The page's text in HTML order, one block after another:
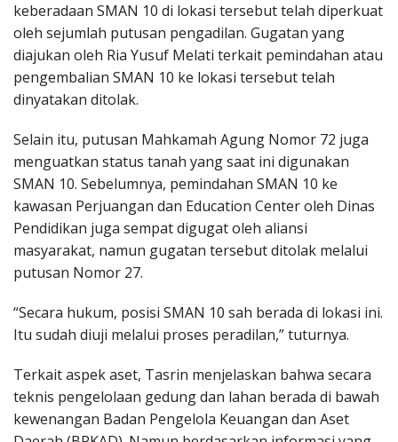
keberadaan SMAN 10 di lokasi tersebut telah diperkuat
oleh sejumlah putusan pengadilan. Gugatan yang
diajukan oleh Ria Yusuf Melati terkait pemindahan atau
pengembalian SMAN 10 ke lokasi tersebut telah
dinyatakan ditolak.
Selain itu, putusan Mahkamah Agung Nomor 72 juga
menguatkan status tanah yang saat ini digunakan
SMAN 10. Sebelumnya, pemindahan SMAN 10 ke
kawasan Perjuangan dan Education Center oleh Dinas
Pendidikan juga sempat digugat oleh aliansi
masyarakat, namun gugatan tersebut ditolak melalui
putusan Nomor 27.
“Secara hukum, posisi SMAN 10 sah berada di lokasi ini.
Itu sudah diuji melalui proses peradilan,” tuturnya.
Terkait aspek aset, Tasrin menjelaskan bahwa secara
teknis pengelolaan gedung dan lahan berada di bawah
kewenangan Badan Pengelola Keuangan dan Aset